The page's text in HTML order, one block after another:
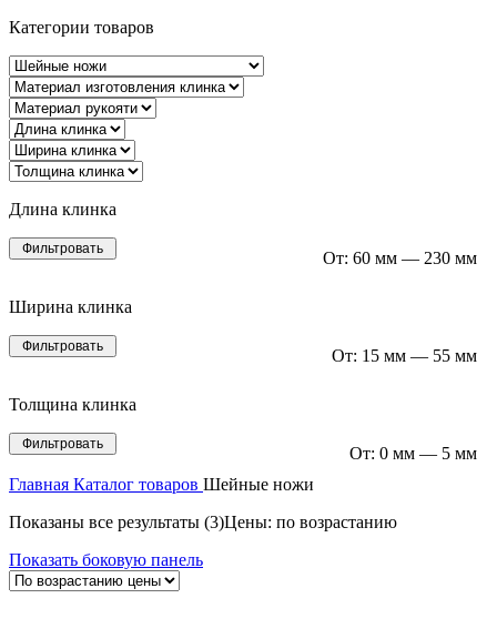
Категории товаров
Длина клинка
Фильтровать От: 60 мм — 230 мм
Ширина клинка
Фильтровать От: 15 мм — 55 мм
Толщина клинка
Фильтровать От: 0 мм — 5 мм
Главная Каталог товаров Шейные ножи
Показаны все результаты (3)Цены: по возрастанию
Показать боковую панель